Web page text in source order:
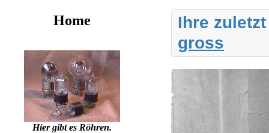
Home
Hier gibt es Röhren.
Ihre
gross